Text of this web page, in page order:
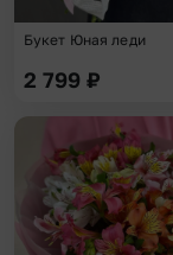
Букет Юная леди
2 799 ₽